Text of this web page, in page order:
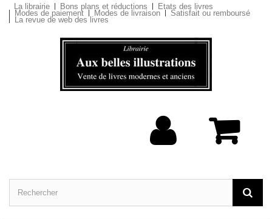
La librairie Bons plans et réductions Etats des livres
Modes de paiement Modes de livraison Satisfait ou remboursé
La revue de web des livres